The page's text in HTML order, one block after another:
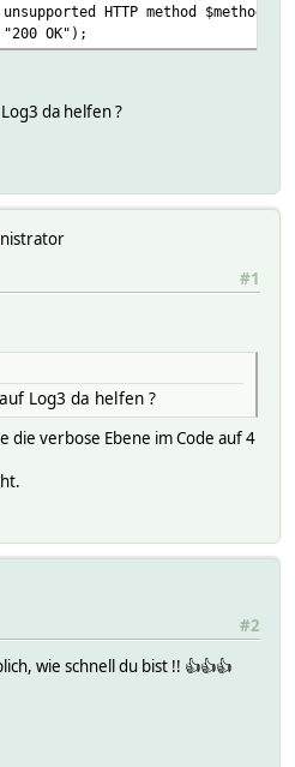
HTTP method
OK");
da helfen ?
#1
Log3 da helfen ?
die verbose Ebene im Code auf 4
#2
wie schnell du bist !! 👍👍👍